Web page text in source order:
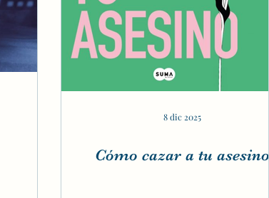
Cómo cazar a tu asesino
8 dic 2025